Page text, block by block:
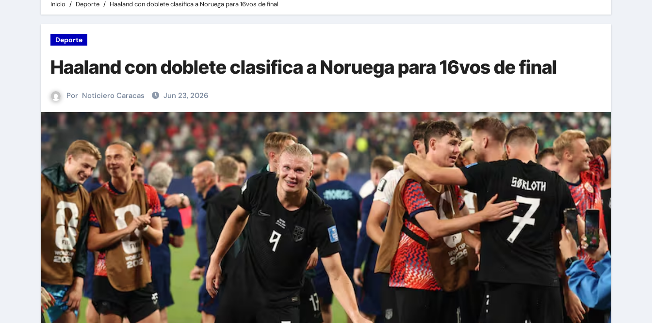
Inicio Deporte Haaland con doblete clasifica a Noruega para 16vos de final
Deporte
Haaland con doblete clasifica a Noruega para 16vos de final
Por Noticiero Caracas Jun 23, 2026